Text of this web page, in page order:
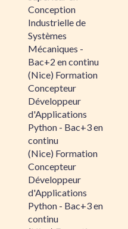
Conception
Industrielle de
Systèmes
Mécaniques -
Bac+2 en continu
(Nice) Formation
Concepteur
Développeur
d'Applications
Python - Bac+3 en
continu
(Nice) Formation
Concepteur
Développeur
d'Applications
Python - Bac+3 en
continu